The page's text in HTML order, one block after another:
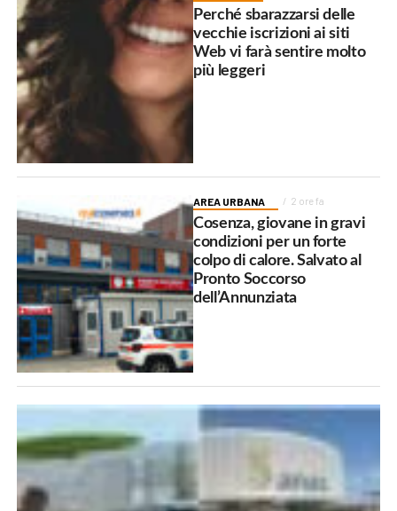
Perché sbarazzarsi delle
vecchie iscrizioni ai siti
Web vi farà sentire molto
più leggeri
AREA URBANA 2 ore fa
Cosenza, giovane in gravi
condizioni per un forte
colpo di calore. Salvato al
Pronto Soccorso
dell’Annunziata